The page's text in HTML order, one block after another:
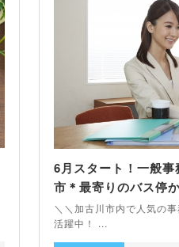
6月スタート！一般
市＊最寄りのバス停
＼＼加古川市内で人気の
活躍中！ ...